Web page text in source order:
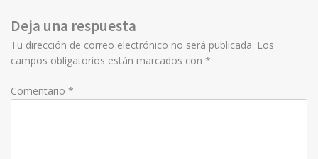
navigation
Deja una respuesta
Tu dirección de correo electrónico no será publicada. Los
campos obligatorios están marcados con *
Comentario *